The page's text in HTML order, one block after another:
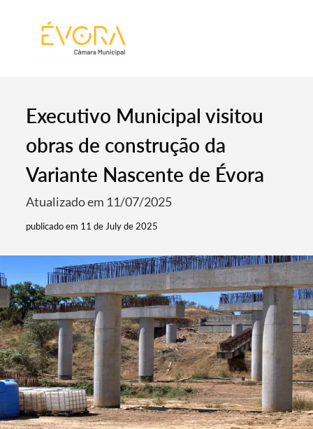
Executivo Municipal visitou
obras de construção da
Variante Nascente de Évora
Atualizado em 11/07/2025
publicado em 11 de July de 2025